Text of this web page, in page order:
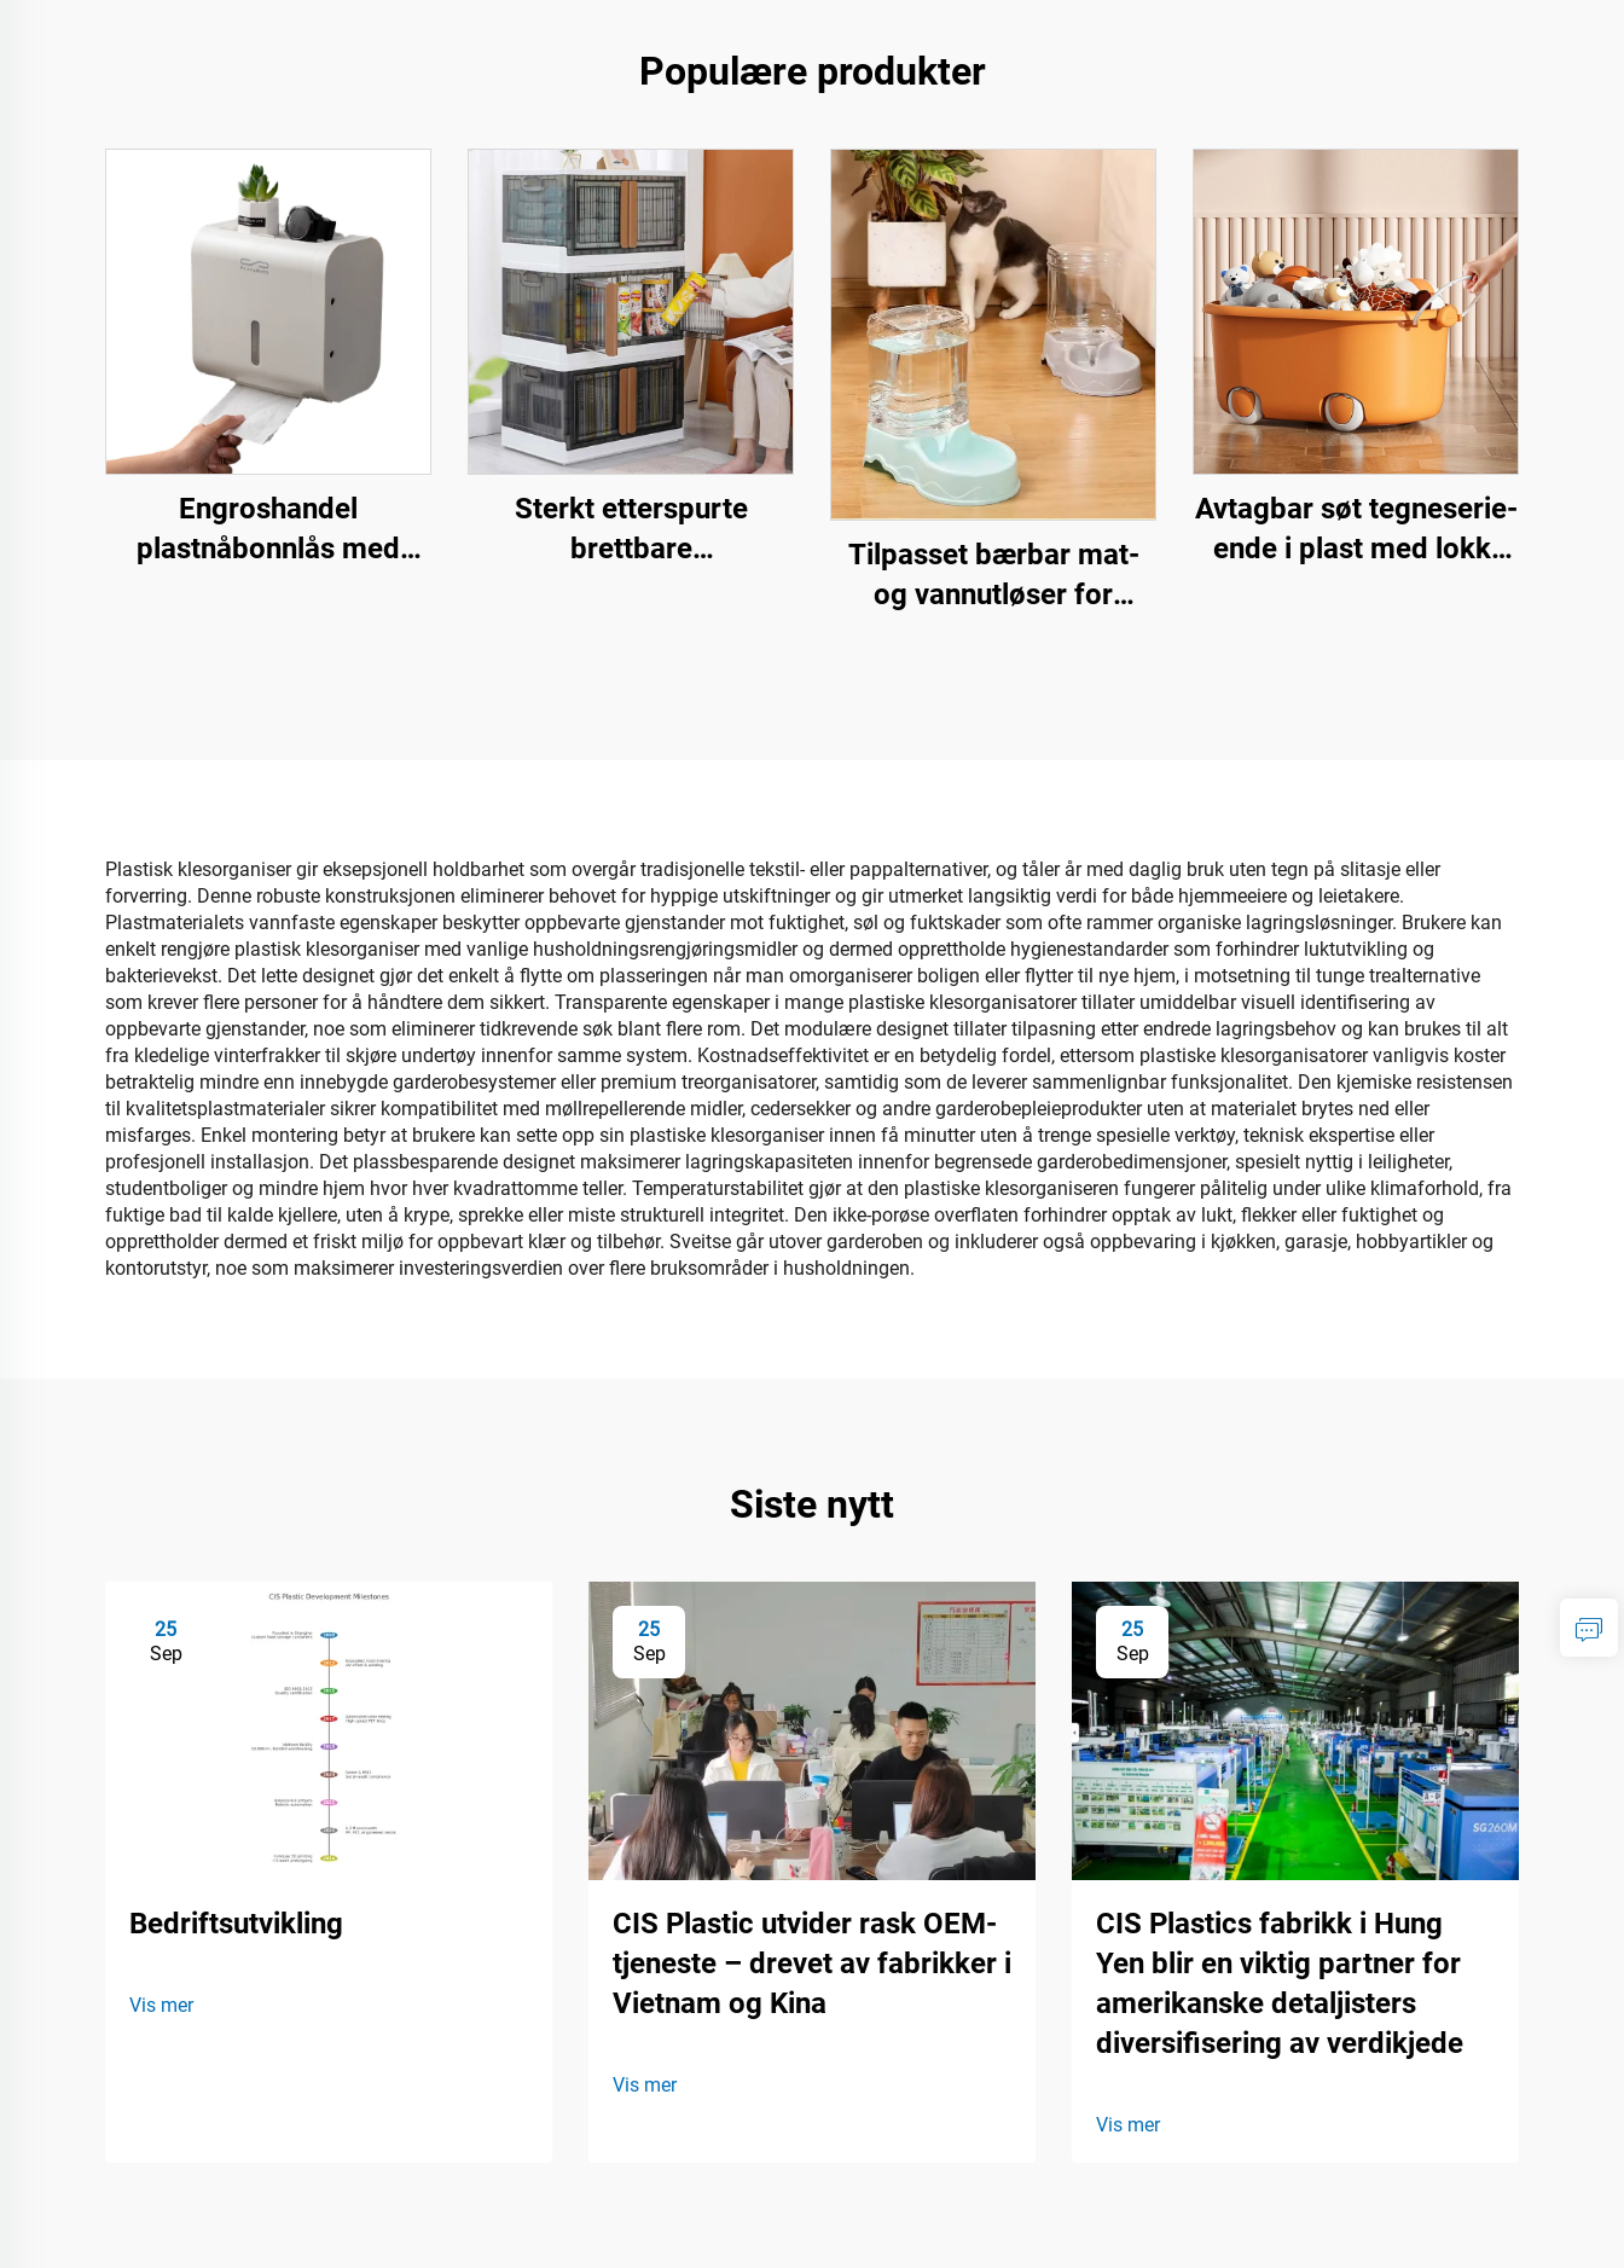
Populære produkter
Engroshandel
plastnåbonnlås med
Sterkt etterspurte
brettbare
Tilpasset bærbar mat-
og vannutløser for
Avtagbar søt tegneserie-
ende i plast med lokk,
Plastisk klesorganiser gir eksepsjonell holdbarhet som overgår tradisjonelle tekstil- eller pappalternativer, og tåler år med daglig bruk uten tegn på slitasje eller
forverring. Denne robuste konstruksjonen eliminerer behovet for hyppige utskiftninger og gir utmerket langsiktig verdi for både hjemmeeiere og leietakere.
Plastmaterialets vannfaste egenskaper beskytter oppbevarte gjenstander mot fuktighet, søl og fuktskader som ofte rammer organiske lagringsløsninger. Brukere kan
enkelt rengjøre plastisk klesorganiser med vanlige husholdningsrengjøringsmidler og dermed opprettholde hygienestandarder som forhindrer luktutvikling og
bakterievekst. Det lette designet gjør det enkelt å flytte om plasseringen når man omorganiserer boligen eller flytter til nye hjem, i motsetning til tunge trealternative
som krever flere personer for å håndtere dem sikkert. Transparente egenskaper i mange plastiske klesorganisatorer tillater umiddelbar visuell identifisering av
oppbevarte gjenstander, noe som eliminerer tidkrevende søk blant flere rom. Det modulære designet tillater tilpasning etter endrede lagringsbehov og kan brukes til alt
fra kledelige vinterfrakker til skjøre undertøy innenfor samme system. Kostnadseffektivitet er en betydelig fordel, ettersom plastiske klesorganisatorer vanligvis koster
betraktelig mindre enn innebygde garderobesystemer eller premium treorganisatorer, samtidig som de leverer sammenlignbar funksjonalitet. Den kjemiske resistensen
til kvalitetsplastmaterialer sikrer kompatibilitet med møllrepellerende midler, cedersekker og andre garderobepleieprodukter uten at materialet brytes ned eller
misfarges. Enkel montering betyr at brukere kan sette opp sin plastiske klesorganiser innen få minutter uten å trenge spesielle verktøy, teknisk ekspertise eller
profesjonell installasjon. Det plassbesparende designet maksimerer lagringskapasiteten innenfor begrensede garderobedimensjoner, spesielt nyttig i leiligheter,
studentboliger og mindre hjem hvor hver kvadrattomme teller. Temperaturstabilitet gjør at den plastiske klesorganiseren fungerer pålitelig under ulike klimaforhold, fra
fuktige bad til kalde kjellere, uten å krype, sprekke eller miste strukturell integritet. Den ikke-porøse overflaten forhindrer opptak av lukt, flekker eller fuktighet og
opprettholder dermed et friskt miljø for oppbevart klær og tilbehør. Sveitse går utover garderoben og inkluderer også oppbevaring i kjøkken, garasje, hobbyartikler og
kontorutstyr, noe som maksimerer investeringsverdien over flere bruksområder i husholdningen.
Siste nytt
25
Sep
Bedriftsutvikling
Vis mer
25
Sep
CIS Plastic utvider rask OEM-
tjeneste – drevet av fabrikker i
Vietnam og Kina
Vis mer
25
Sep
CIS Plastics fabrikk i Hung
Yen blir en viktig partner for
amerikanske detaljisters
diversifisering av verdikjede
Vis mer